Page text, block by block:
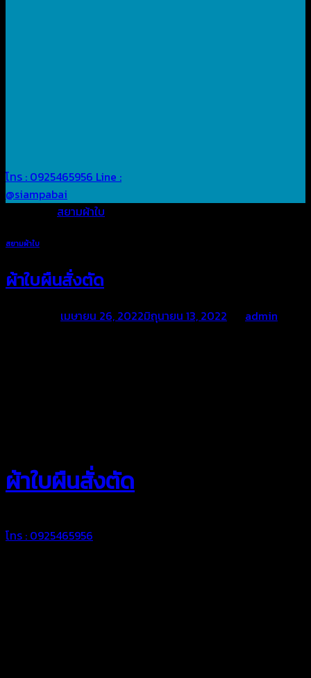
โทร : 0925465956 Line :
@siampabai
สยามผ้าใบ
สยามผ้าใบ
ผ้าใบผืนสั่งตัด
เมษายน 26, 2022มิถุนายน 13, 2022 admin
ผ้าใบผืนสั่งตัด
โทร : 0925465956